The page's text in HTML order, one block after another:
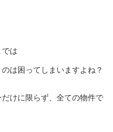
では
は困ってしまいますよね？
けに限らず、 全ての物件で